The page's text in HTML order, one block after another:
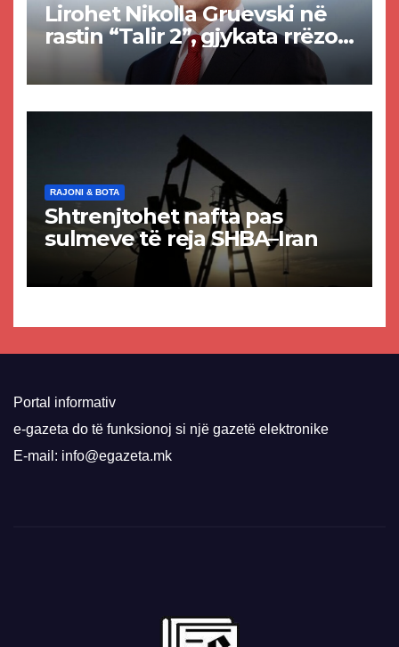
Lirohet Nikolla Gruevski në
rastin “Talir 2”, gjykata rrëzon
akuzat për ndërtimin e
paligjshëm të selisë së
RAJONI & BOTA
Shtrenjtohet nafta pas
sulmeve të reja SHBA–Iran
Portal informativ
e-gazeta do të funksionoj si një gazetë elektronike
E-mail: info@egazeta.mk